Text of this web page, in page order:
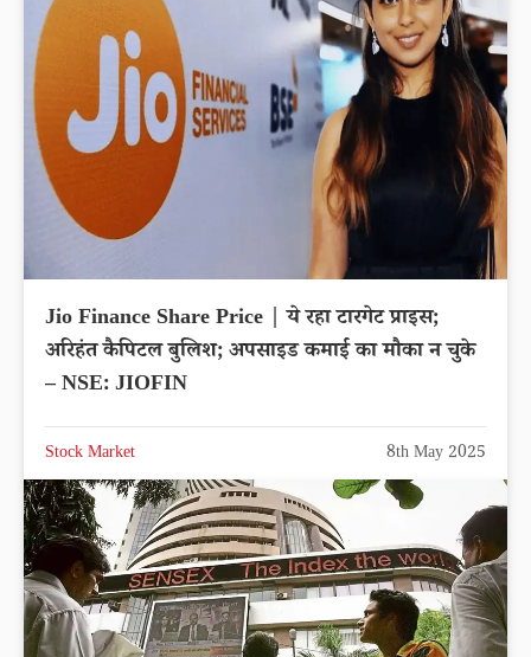
Jio Finance Share Price | ये रहा टारगेट प्राइस;
अरिहंत कैपिटल बुलिश; अपसाइड कमाई का मौका न चुके
– NSE: JIOFIN
Stock Market 8th May 2025